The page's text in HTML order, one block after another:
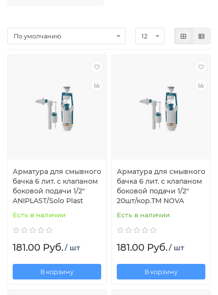
Арматура для смывного
бачка 6 лит. с клапаном
боковой подачи 1/2"
ANIPLAST/Solo Plast
Есть в наличии
181.00 Руб./ шт
В корзину
Арматура для смывного
бачка 6 лит. с клапаном
боковой подачи 1/2"
20шт/кор.TM NOVA
Есть в наличии
181.00 Руб./ шт
В корзину